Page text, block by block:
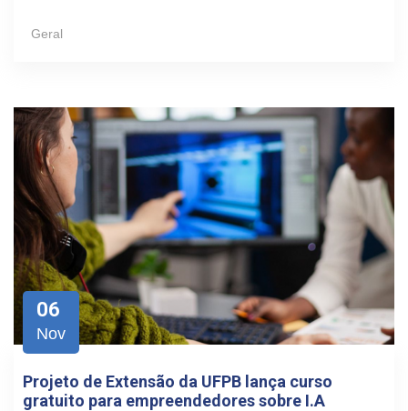
Geral
06
Nov
Projeto de Extensão da UFPB lança curso
gratuito para empreendedores sobre I.A